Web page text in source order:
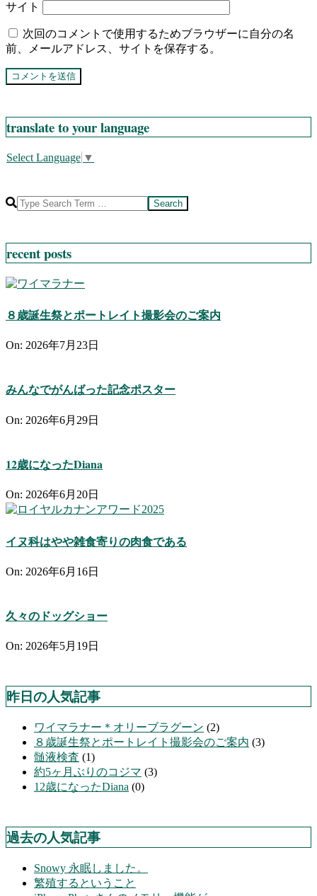
サイト
次回のコメントで使用するためブラウザーに自分の名
前、メールアドレス、サイトを保存する。
translate to your language
Select Language ▼
Search
recent posts
８歳誕生祭とポートレイト撮影会のご案内
On: 2026年7月23日
みんなでがんばった記念ポスター
On: 2026年6月29日
12歳になったDiana
On: 2026年6月20日
イヌ科はやや雑食寄りの肉食である
On: 2026年6月16日
久々のドッグショー
On: 2026年5月19日
昨日の人気記事
ワイマラナー＊オリーブラグーン (2)
８歳誕生祭とポートレイト撮影会のご案内 (3)
髄液検査 (1)
約5ヶ月ぶりのコジマ (3)
12歳になったDiana (0)
過去の人気記事
Snowy 永眠しました。
繁殖するということ